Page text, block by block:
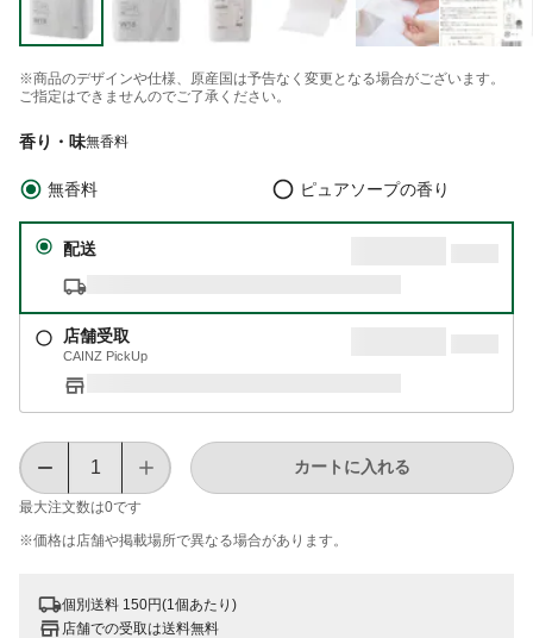
※商品のデザインや仕様、原産国は予告なく変更となる場合がございます。
ご指定はできませんのでご了承ください。
香り・味無香料
無香料 ピュアソープの香り
配送
店舗受取
CAINZ PickUp
最大注文数は0です
カートに入れる
※価格は​店舗や​掲載場所で​異なる​場合が​あります。
個別送料 150円(1個あたり)
店舗での受取は送料無料